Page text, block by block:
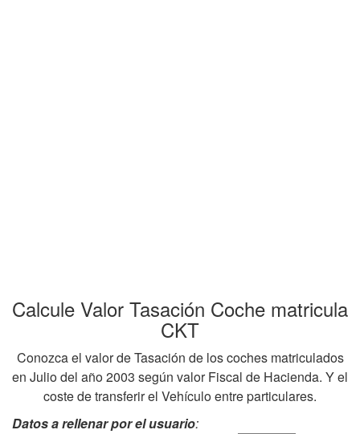
Calcule Valor Tasación Coche matricula
CKT
Conozca el valor de Tasación de los coches matriculados
en Julio del año 2003 según valor Fiscal de Hacienda. Y el
coste de transferir el Vehículo entre particulares.
Datos a rellenar por el usuario: